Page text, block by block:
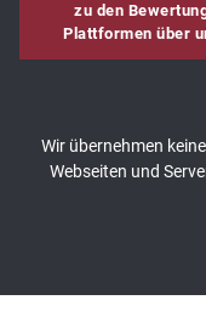
zu den
Plattformen über
Wir übernehmen
Webseiten und